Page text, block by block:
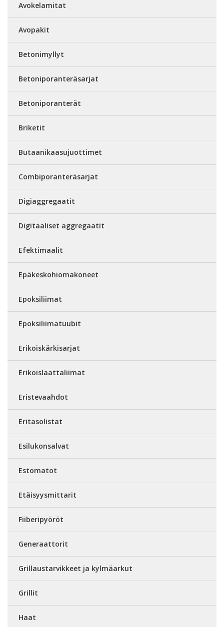
Avokelamitat
Avopakit
Betonimyllyt
Betoniporanteräsarjat
Betoniporanterät
Briketit
Butaanikaasujuottimet
Combiporanteräsarjat
Digiaggregaatit
Digitaaliset aggregaatit
Efektimaalit
Epäkeskohiomakoneet
Epoksiliimat
Epoksiliimatuubit
Erikoiskärkisarjat
Erikoislaattaliimat
Eristevaahdot
Eritasolistat
Esilukonsalvat
Estomatot
Etäisyysmittarit
Fiiberipyöröt
Generaattorit
Grillaustarvikkeet ja kylmäarkut
Grillit
Haat